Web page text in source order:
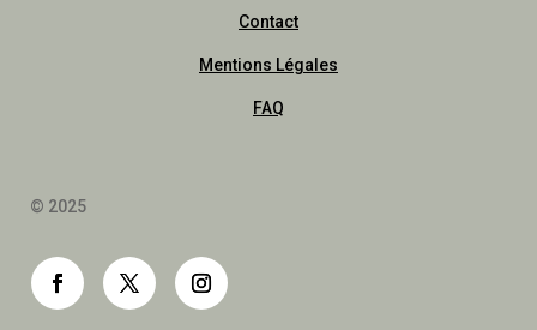
Contact
Mentions Légales
FAQ
© 2025